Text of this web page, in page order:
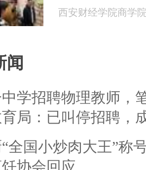
西安财经学院商学
闻
学招聘物理教师，
局：已叫停招聘，
全国小炒肉大王”称
协会回应